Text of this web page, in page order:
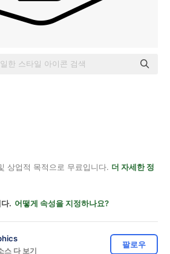
상업적 목적으로 무료입니다. 더 자세한 정
. 어떻게 속성을 지정하나요?
스 다 보기
팔로우